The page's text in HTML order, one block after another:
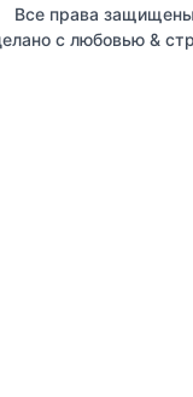
Все права защищены
с любовью &